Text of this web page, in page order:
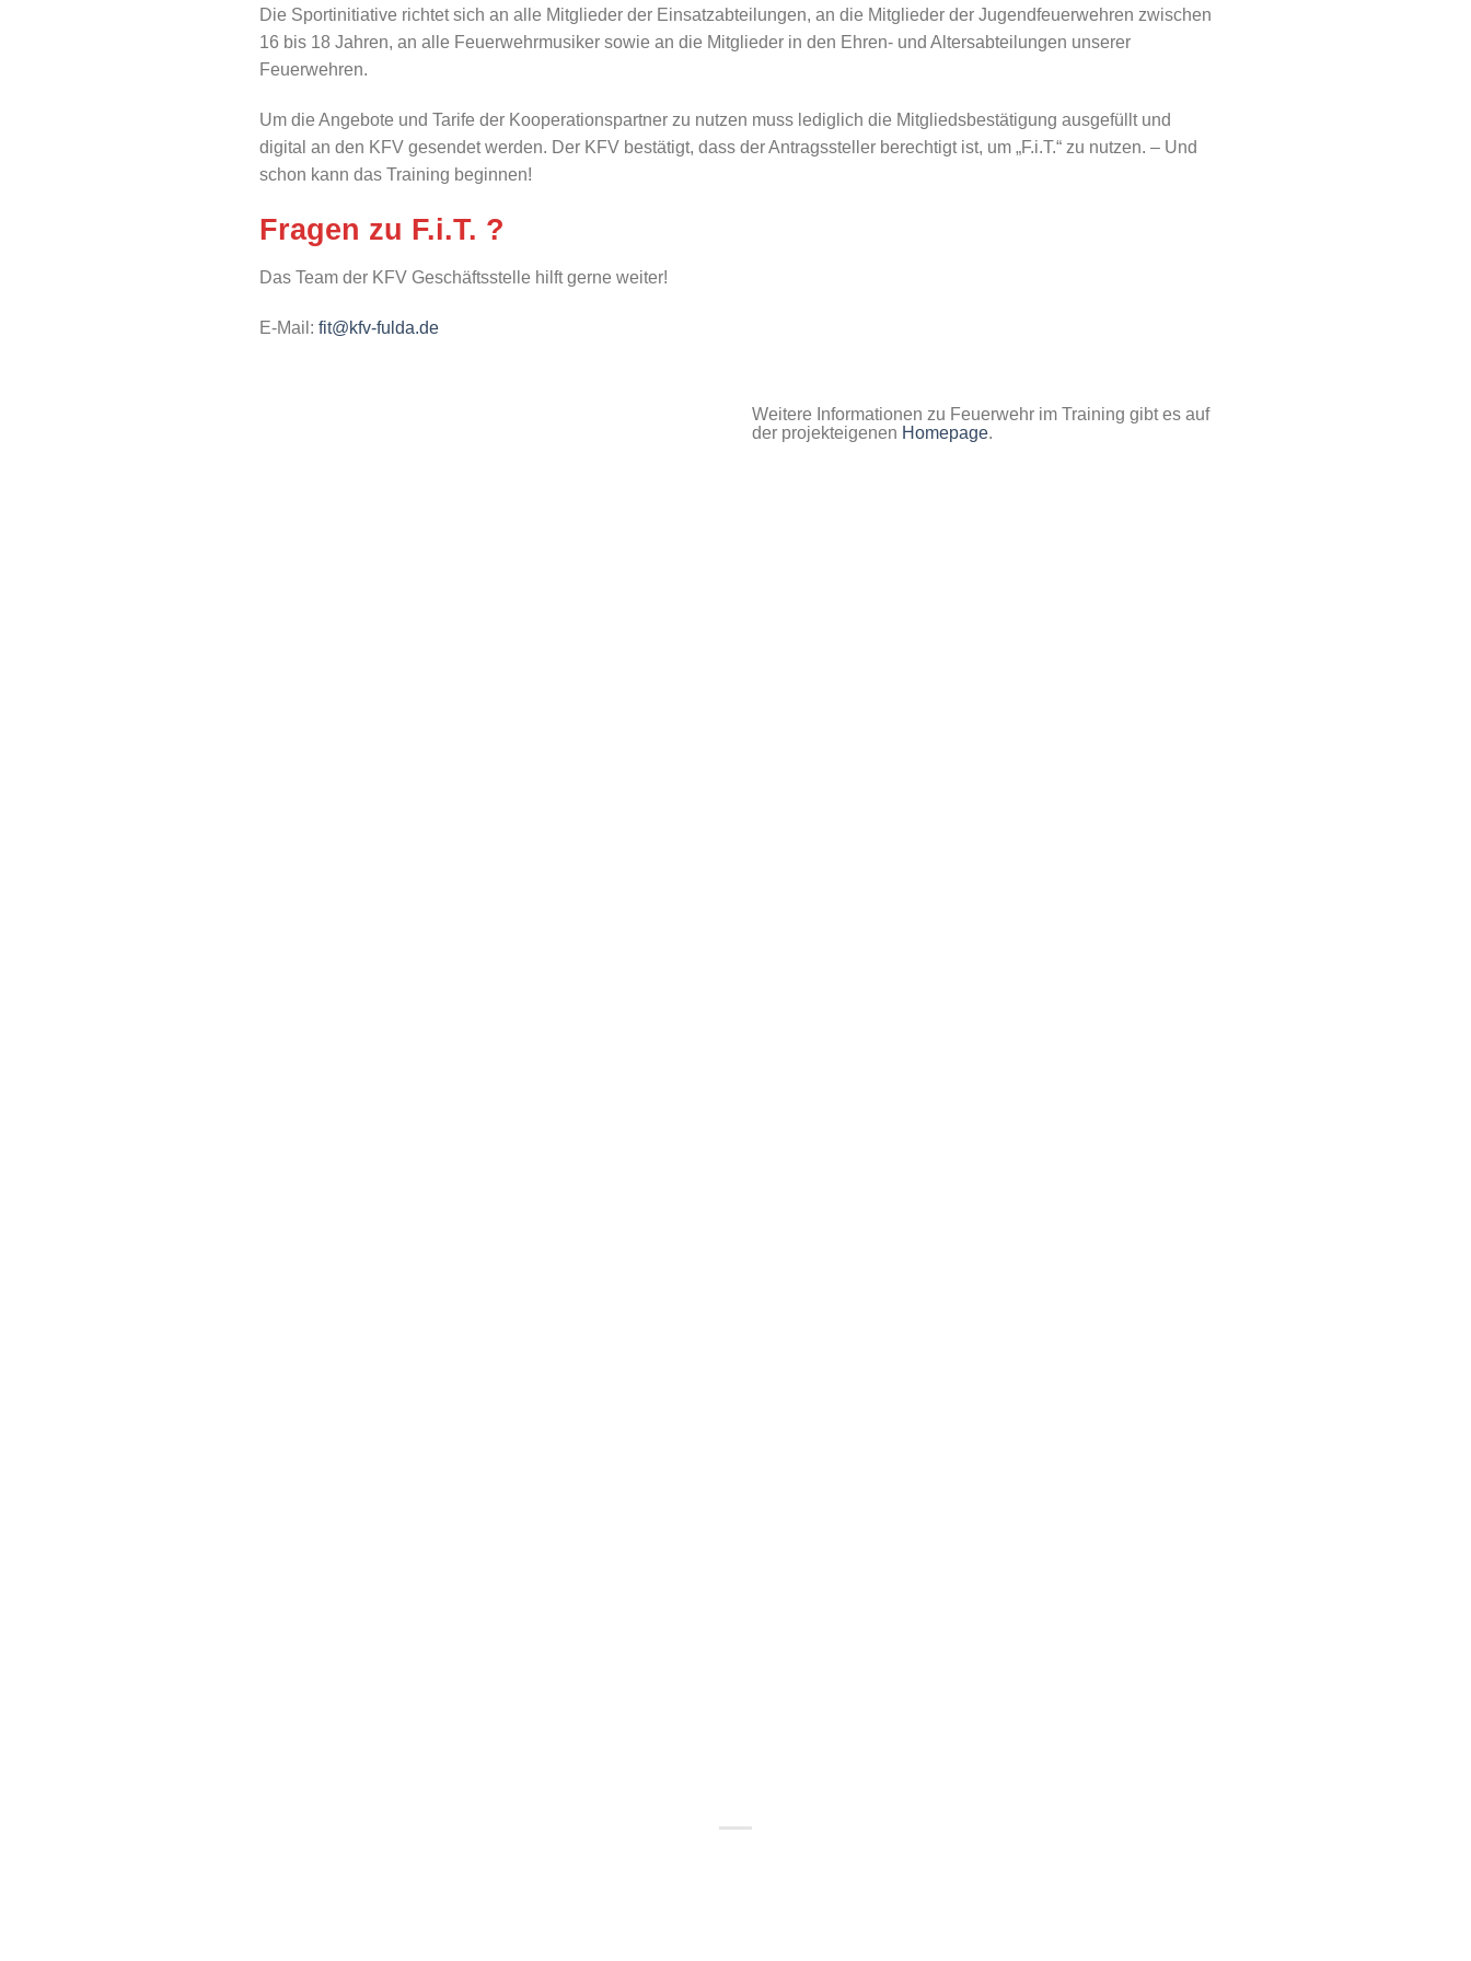
Die Sportinitiative richtet sich an alle Mitglieder der Einsatzabteilungen, an die Mitglieder der Jugendfeuerwehren zwischen
16 bis 18 Jahren, an alle Feuerwehrmusiker sowie an die Mitglieder in den Ehren- und Altersabteilungen unserer
Feuerwehren.
Um die Angebote und Tarife der Kooperationspartner zu nutzen muss lediglich die Mitgliedsbestätigung ausgefüllt und
digital an den KFV gesendet werden. Der KFV bestätigt, dass der Antragssteller berechtigt ist, um „F.i.T.“ zu nutzen. – Und
schon kann das Training beginnen!
Fragen zu F.i.T. ?
Das Team der KFV Geschäftsstelle hilft gerne weiter!
E-Mail: fit@kfv-fulda.de
Weitere Informationen zu Feuerwehr im Training gibt es auf
der projekteigenen Homepage.